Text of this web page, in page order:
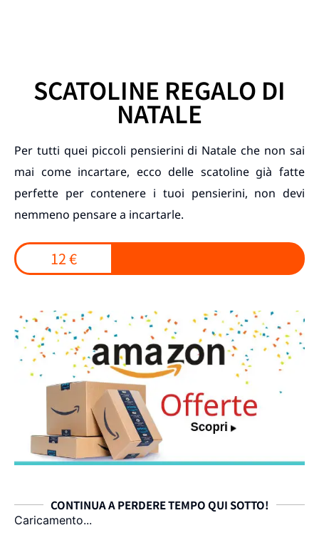
SCATOLINE REGALO DI
NATALE
Per tutti quei piccoli pensierini di Natale che non sai
mai come incartare, ecco delle scatoline già fatte
perfette per contenere i tuoi pensierini, non devi
nemmeno pensare a incartarle.
12 €
CONTINUA A PERDERE TEMPO QUI SOTTO!
Caricamento...